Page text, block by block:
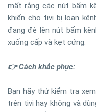
mất rằng các nút bấm
khiến cho tivi bị loạn
đang đè lên nút bấm
xuống cấp và kẹt cứng.
👉 Cách khắc phục:
Bạn hãy thử kiểm tra
trên tivi hay không và